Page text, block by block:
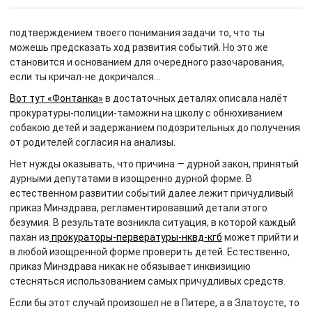
подтверждением твоего понимания задачи то, что ты
можешь предсказать ход развития событий. Но это же
становится и основанием для очередного разочарования,
если ты кричал-не докричался…
Вот тут «Фонтанка» в достаточных деталях описала налёт
прокуратуры-полиции-таможни на школу с обнюхиванием
собакою детей и задержанием подозрительных до получения
от родителей согласия на анализы.
Нет нужды оказывать, что причина — дурной закон, принятый
дурными депутатами в изощренно дурной форме. В
естественном развитии событий далее лежит причудливый
приказ Минздрава, регламентировавший детали этого
безумия. В результате возникла ситуация, в которой каждый
пахан из прокураторы-первературы-нквд-кгб может прийти и
в любой изощренной форме проверить детей. Естественно,
приказ Минздрава никак не обязывает инквизицию
стесняться использованием самых причудливых средств.
Если бы этот случай произошел не в Питере, а в Златоусте, то